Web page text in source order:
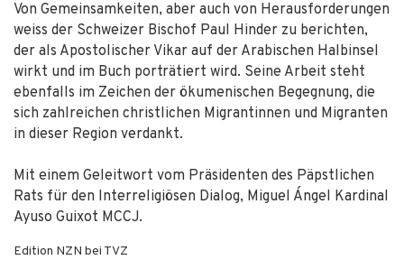
Von Gemeinsamkeiten, aber auch von Herausforderungen
weiss der Schweizer Bischof Paul Hinder zu berichten,
der als Apostolischer Vikar auf der Arabischen Halbinsel
wirkt und im Buch porträtiert wird. Seine Arbeit steht
ebenfalls im Zeichen der ökumenischen Begegnung, die
sich zahlreichen christlichen Migrantinnen und Migranten
in dieser Region verdankt.
Mit einem Geleitwort vom Präsidenten des Päpstlichen
Rats für den Interreligiösen Dialog, Miguel Ángel Kardinal
Ayuso Guixot MCCJ.
Edition NZN bei TVZ